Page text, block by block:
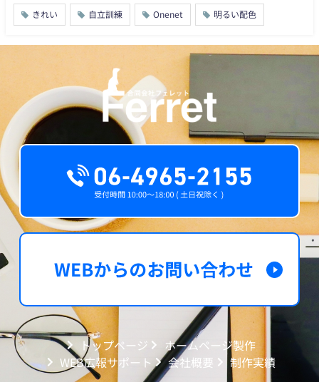
きれい 自立訓練 Onenet 明るい配色
トップページ
ホームページ製作
WEB広報サポート
会社概要 制作実績